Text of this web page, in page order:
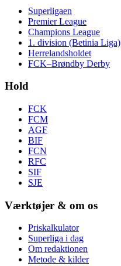
Superligaen
Premier League
Champions League
1. division (Betinia Liga)
Herrelandsholdet
FCK–Brøndby Derby
Hold
FCK
FCM
AGF
BIF
FCN
RFC
SIF
SJE
Værktøjer & om os
Priskalkulator
Superliga i dag
Om redaktionen
Metode & kilder